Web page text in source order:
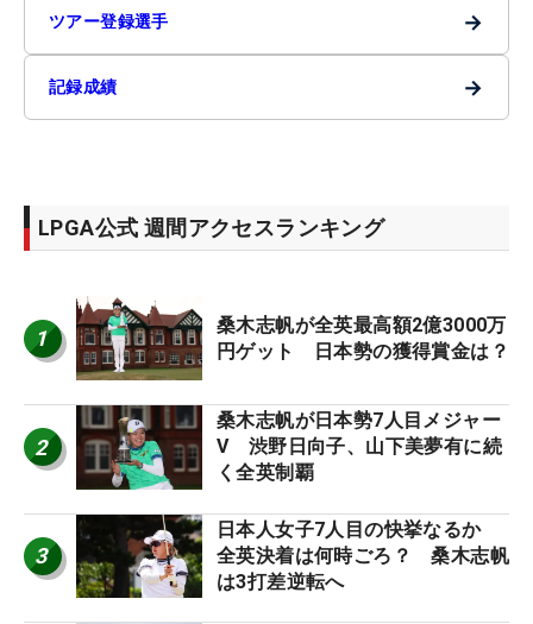
ツアー登録選手 →
記録成績 →
LPGA公式 週間アクセスランキング
1
桑木志帆が全英最高額2億3000万
円ゲット 日本勢の獲得賞金は？
2
桑木志帆が日本勢7人目メジャー
V 渋野日向子、山下美夢有に続
く全英制覇
3
日本人女子7人目の快挙なるか
全英決着は何時ごろ？ 桑木志帆
は3打差逆転へ